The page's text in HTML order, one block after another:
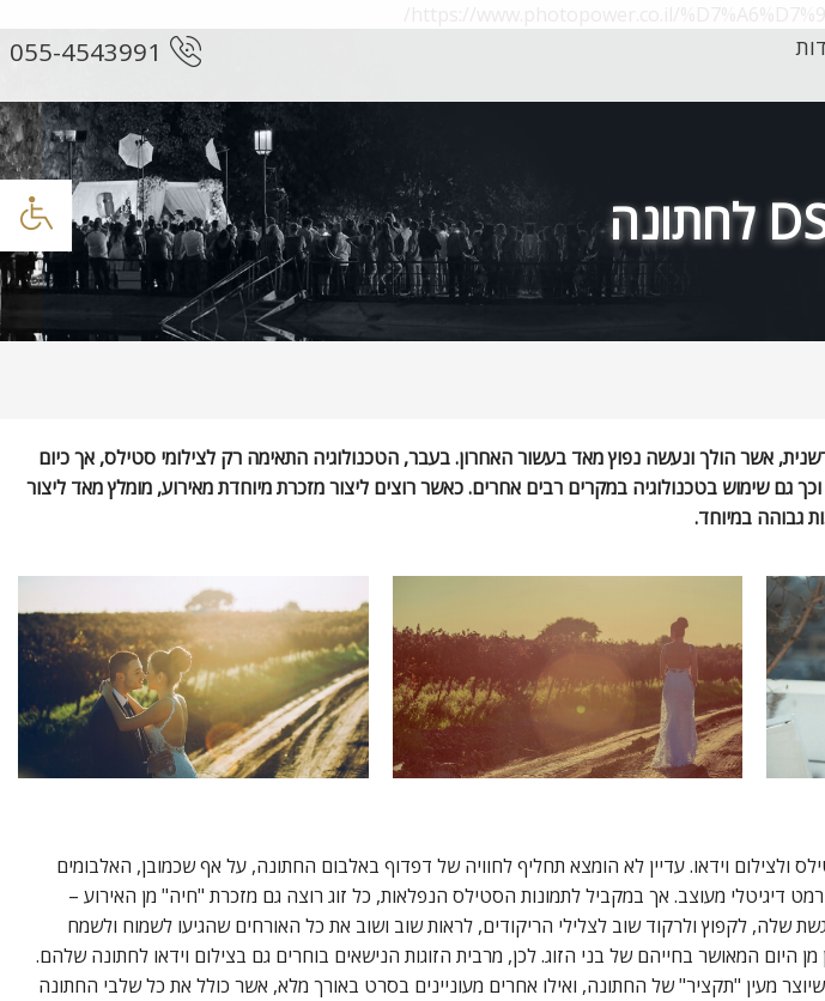
https://www.photopower.co.il/
055-4543991
אשר הולך ונעשה נפוץ מאד בעשור האחרון. בעבר, הטכנולוגיה התאימה רק לצילומי סטילס, אך כיום
גם שימוש בטכנולוגיה במקרים רבים אחרים. כאשר רוצים ליצור מזכרת מיוחדת מאירוע, מומלץ מאד ליצור
גבוהה במיוחד.
ולצילום וידאו. עדיין לא הומצא תחליף לחוויה של דפדוף באלבום החתונה, על אף שכמובן, האלבומים
דיגיטלי מעוצב. אך במקביל לתמונות הסטילס הנפלאות, כל זוג רוצה גם מזכרת "חיה" מן האירוע –
שלה, לקפוץ ולרקוד שוב לצלילי הריקודים, לראות שוב ושוב את כל האורחים שהגיעו לשמוח ולשמח
היום המאושר בחייהם של בני הזוג. לכן, מרבית הזוגות הנישאים בוחרים גם בצילום וידאו לחתונה שלהם.
מעין "תקציר" של החתונה, ואילו אחרים מעוניינים בסרט באורך מלא, אשר כולל את כל שלבי החתונה